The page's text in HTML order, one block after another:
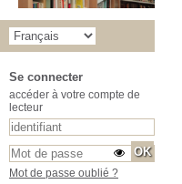
Se connecter
accéder à votre compte de
lecteur
Mot de passe oublié ?